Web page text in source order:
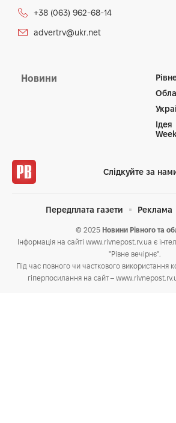
+38 (063) 962-68-14
advertrv@ukr.net
Новини
Ідея
Слідкуйте за
© 2025 Новини Рівного та
Інформація на сайті www.rivnepost.rv.ua є
"Рівне вечірнє".
Під час повного чи часткового використання
гіперпосилання на сайт –
Передплата газети Реклама